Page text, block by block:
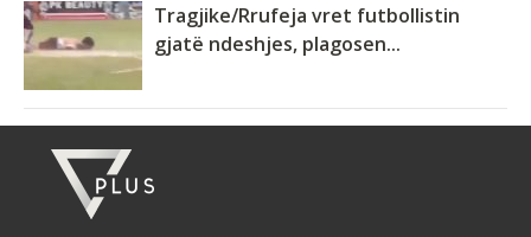
Tragjike/Rrufeja vret futbollistin
gjatë ndeshjes, plagosen...